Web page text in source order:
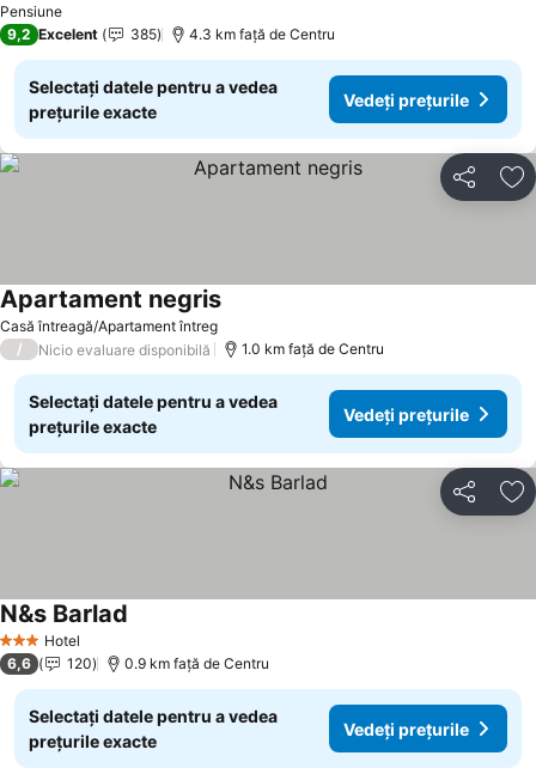
Pensiune
9,2 Excelent 385 4.3 km faţă de Centru
Selectați datele pentru a vedea
prețurile exacte
Vedeți prețurile
Distribuiți
Casă întreagă/Apartament întreg
Apartament negrisVedeți prețurile
/ Nicio evaluare disponibilă 1.0 km faţă de Centru
Selectați datele pentru a vedea
prețurile exacte
Vedeți prețurile
Distribuiți
3 SteleHotel
N&s Barlad
6,6 120 0.9 km faţă de Centru
Selectați datele pentru a vedea
prețurile exacte
Vedeți prețurile